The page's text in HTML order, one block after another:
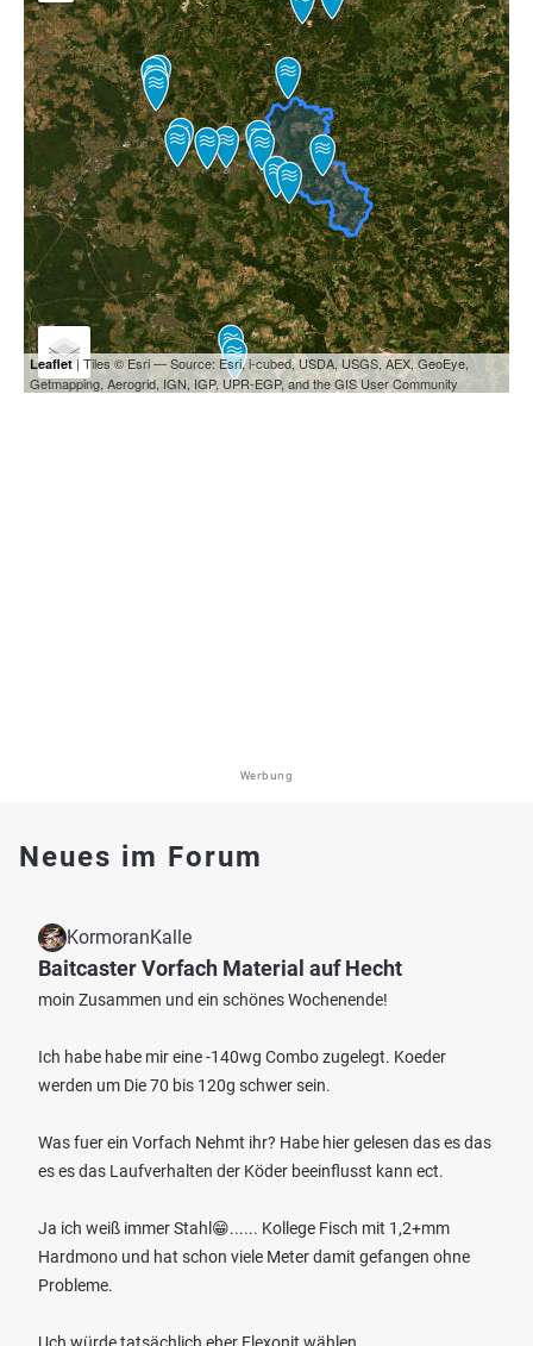
Leaflet| Tiles © Esri — Source: Esri, i-cubed, USDA, USGS, AEX, GeoEye,
Getmapping, Aerogrid, IGN, IGP, UPR-EGP, and the GIS User Community
Werbung
Neues im Forum
KormoranKalle
Baitcaster Vorfach Material auf Hecht
moin Zusammen und ein schönes Wochenende!
Ich habe habe mir eine -140wg Combo zugelegt. Koeder
werden um Die 70 bis 120g schwer sein.
Was fuer ein Vorfach Nehmt ihr? Habe hier gelesen das es das
es es das Laufverhalten der Köder beeinflusst kann ect.
Ja ich weiß immer Stahl😁...... Kollege Fisch mit 1,2+mm
Hardmono und hat schon viele Meter damit gefangen ohne
Probleme.